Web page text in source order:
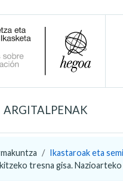
ARGITALPENAK
Ikastaroak eta
tresna gisa.